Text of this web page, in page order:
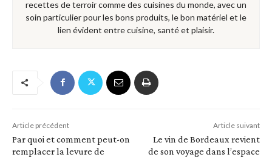
recettes de terroir comme des cuisines du monde, avec un
soin particulier pour les bons produits, le bon matériel et le
lien évident entre cuisine, santé et plaisir.
Article précédent
Par quoi et comment peut-on
remplacer la levure de
Article suivant
Le vin de Bordeaux revient
de son voyage dans l’espace